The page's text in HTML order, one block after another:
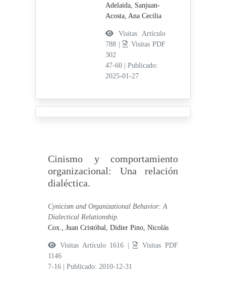
Adelaida, Sanjuan-
Acosta, Ana Cecilia
Visitas Artículo
788 |
Visitas PDF
302
47-60
Publicado:
2025-01-27
Cinismo y comportamiento
organizacional: Una relación
dialéctica.
Cynicism and Organizational Behavior: A
Dialectical Relationship.
Cox., Juan Cristóbal,Didier Pino, Nicolás
Visitas Artículo 1616 |
Visitas PDF
1146
7-16
|Publicado: 2010-12-31